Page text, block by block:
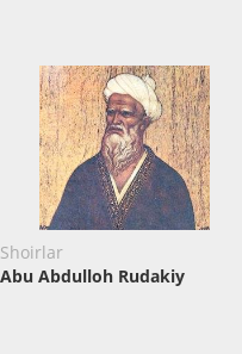
Shoirlar
Abu Abdulloh Rudakiy